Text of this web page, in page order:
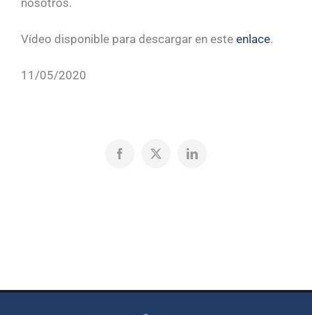
nosotros.
Vídeo disponible para descargar en este enlace.
11/05/2020
Facebook
X LinkedIn